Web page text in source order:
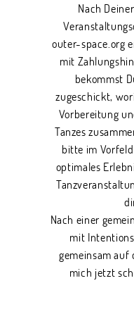
Nach
outer-space.org
mit
bekommst
zugeschickt,
Vorbereitung
Tanzes
bitte im
optimales
Nach einer
mit
gemeinsam auf
mich jetzt